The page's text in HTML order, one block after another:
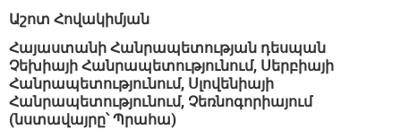
Աշոտ Հովակիմյան
Հայաստանի Հանրապետության դեսպան
Չեխիայի Հանրապետությունում, Սերբիայի
Հանրապետությունում, Սլովենիայի
Հանրապետությունում, Չեռնոգորիայում
(նստավայրը՝ Պրահա)